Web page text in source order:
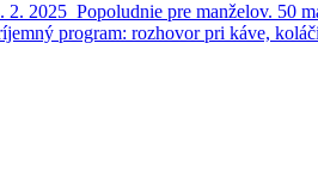
2025 Popoludnie pre manželov. 50
program: rozhovor pri káve,